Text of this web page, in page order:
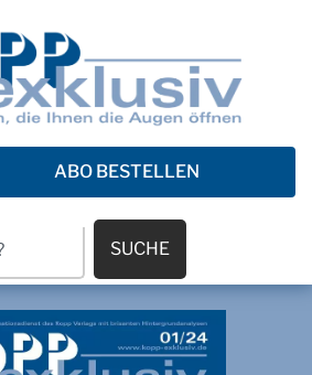
ABO BESTELLEN
SUCHE